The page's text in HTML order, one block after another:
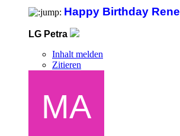
Happy Birthday Rene
LG Petra
Inhalt melden
Zitieren